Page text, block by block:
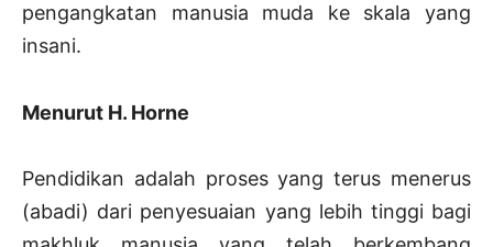
pengangkatan manusia muda ke skala yang
insani.
Menurut H. Horne
Pendidikan adalah proses yang terus menerus
(abadi) dari penyesuaian yang lebih tinggi bagi